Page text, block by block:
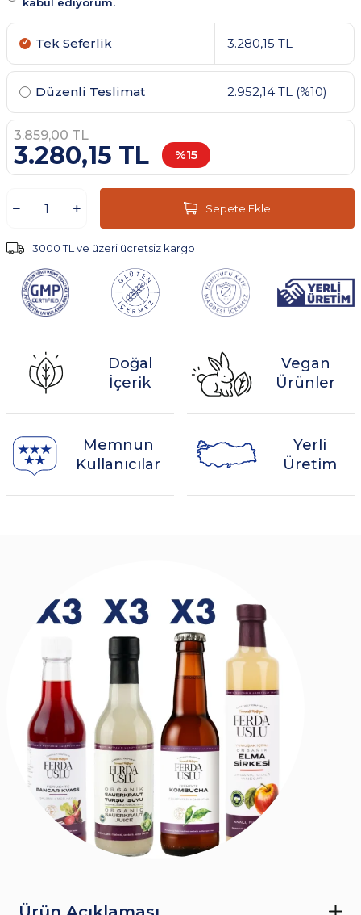
Tek Seferlik 3.280,15 TL
Düzenli Teslimat 2.952,14 TL (%10)
İstediğin Zaman Ücretsiz Ertele veya İptal Et
Düzenli Olarak Kapına Gelsin
3.859,00TL
3.280,15 TL %15
Sepete Ekle
3000 TL ve üzeri ücretsiz kargo
Doğal
İçerik
Vegan
Ürünler
Memnun
Kullanıcılar
Yerli
Üretim